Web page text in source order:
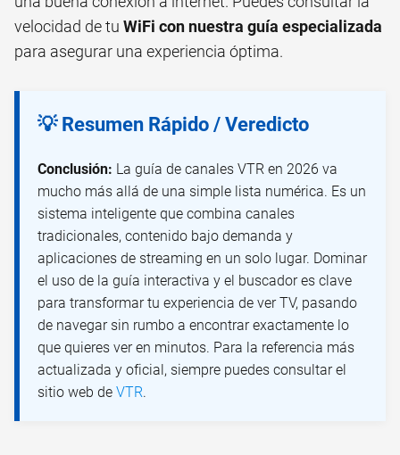
velocidad de tu WiFi con nuestra guía especializada
para asegurar una experiencia óptima.
💡 Resumen Rápido / Veredicto
Conclusión: La guía de canales VTR en 2026 va
mucho más allá de una simple lista numérica. Es un
sistema inteligente que combina canales
tradicionales, contenido bajo demanda y
aplicaciones de streaming en un solo lugar. Dominar
el uso de la guía interactiva y el buscador es clave
para transformar tu experiencia de ver TV, pasando
de navegar sin rumbo a encontrar exactamente lo
que quieres ver en minutos. Para la referencia más
actualizada y oficial, siempre puedes consultar el
sitio web de VTR.